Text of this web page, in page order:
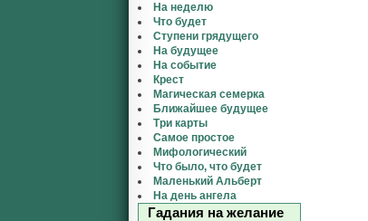
На неделю
Что будет
Ступени грядущего
На будущее
На событие
Крест
Магическая семерка
Ближайшее будущее
Три карты
Самое простое
Мифологический
Что было, что будет
Маленький Альберт
На день ангела
Гадания на желание